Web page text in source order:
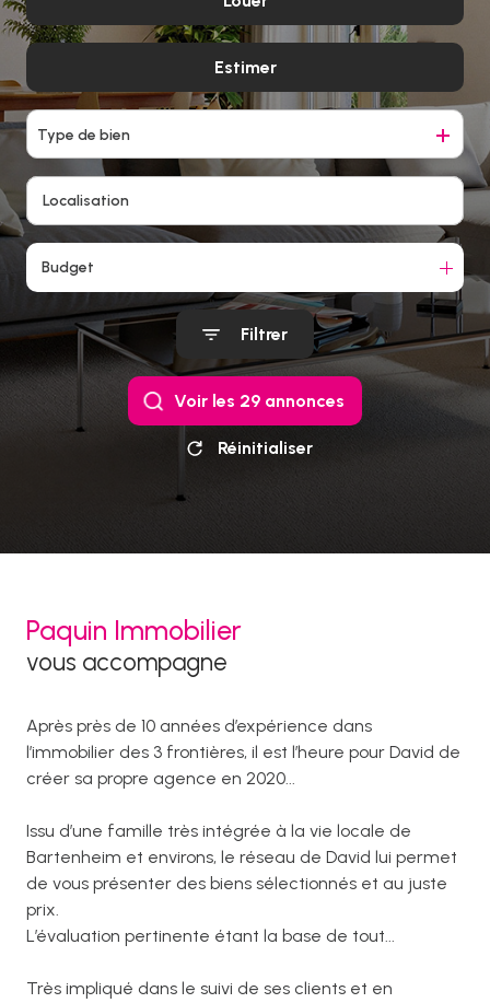
vendus
De l'immo pro
Estimer
Type de bien
Budget
Filtrer
Voir les 29 annonces
Réinitialiser
Paquin Immobilier
vous accompagne
Après près de 10 années d’expérience dans
l’immobilier des 3 frontières, il est l’heure pour David de
créer sa propre agence en 2020...
Issu d’une famille très intégrée à la vie locale de
Bartenheim et environs, le réseau de David lui permet
de vous présenter des biens sélectionnés et au juste
prix.
L’évaluation pertinente étant la base de tout...
Très impliqué dans le suivi de ses clients et en